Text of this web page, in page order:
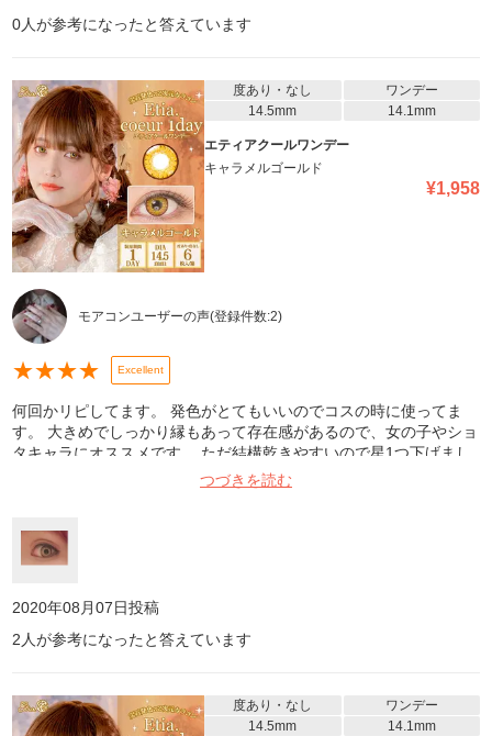
0人が参考になったと答えています
度あり・なし
ワンデー
14.5mm
14.1mm
エティアクールワンデー
キャラメルゴールド
¥1,958
モアコンユーザーの声(登録件数:2)
★★★★ Excellent
何回かリピしてます。 発色がとてもいいのでコスの時に使ってま
す。 大きめでしっかり縁もあって存在感があるので、女の子やショ
タキャラにオススメです。 ただ結構乾きやすいので星1つ下げまし
つづきを読む
2020年08月07日投稿
2 人が参考になったと答えています
度あり・なし
ワンデー
14.5mm
14.1mm